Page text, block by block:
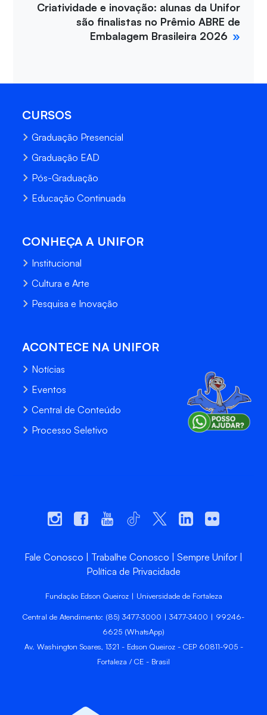
Criatividade e inovação: alunas da Unifor
são finalistas no Prêmio ABRE de
Embalagem Brasileira 2026
CURSOS
Graduação Presencial
Graduação EAD
Pós-Graduação
Educação Continuada
CONHEÇA A UNIFOR
Institucional
Cultura e Arte
Pesquisa e Inovação
ACONTECE NA UNIFOR
Notícias
Eventos
Central de Conteúdo
Processo Seletivo
Fale Conosco Trabalhe Conosco
Sempre Unifor
Política de Privacidade
Fundação Edson Queiroz | Universidade de Fortaleza
Central de Atendimento: (85) 3477-3000 | 3477-3400 | 99246-
6625 (WhatsApp)
Av. Washington Soares, 1321 - Edson Queiroz - CEP 60811-905 -
Fortaleza / CE - Brasil